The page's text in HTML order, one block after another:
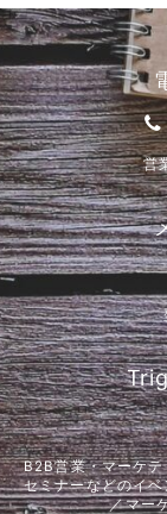
営
B2B営業・マーケ
セミナーなどのイ
／マー